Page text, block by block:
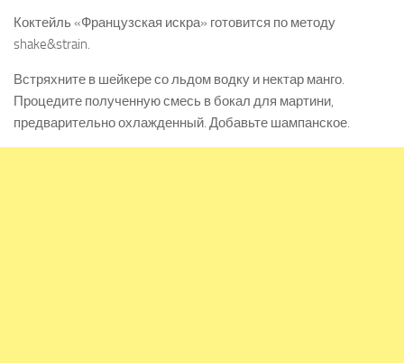
Коктейль «Французская искра» готовится по методу
shake&strain.
Встряхните в шейкере со льдом водку и нектар манго.
Процедите полученную смесь в бокал для мартини,
предварительно охлажденный. Добавьте шампанское.